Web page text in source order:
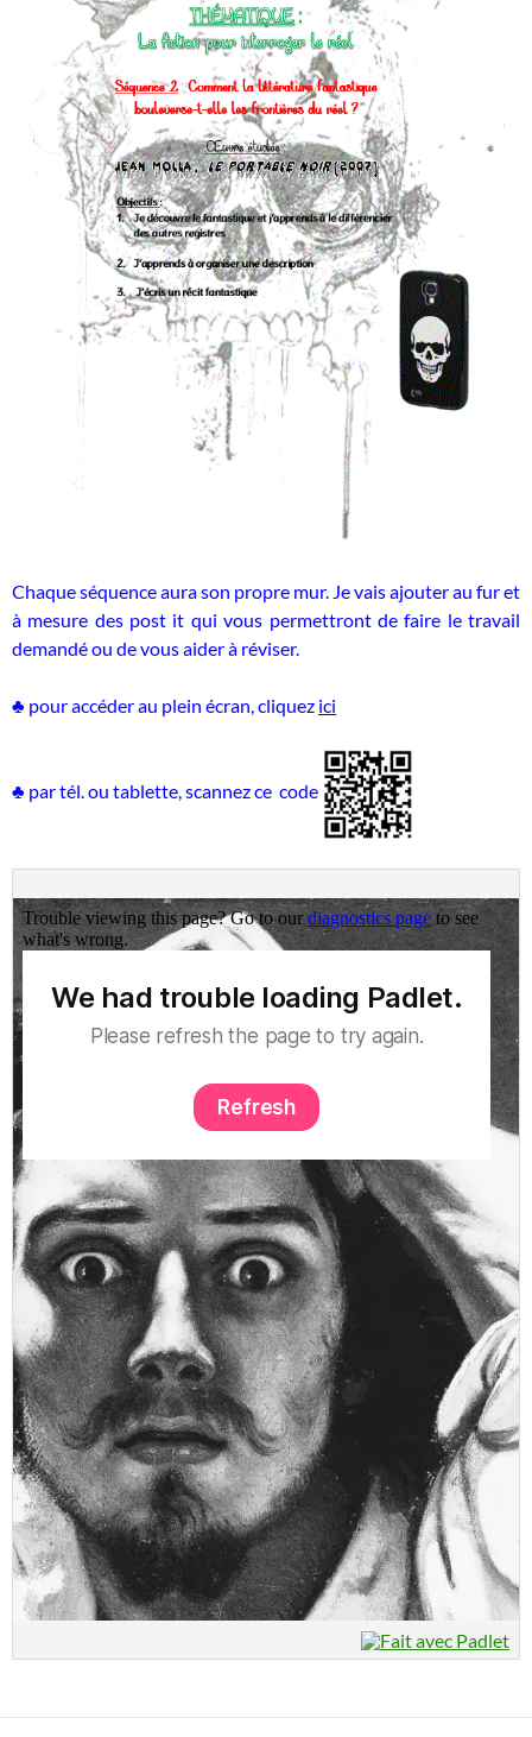
Chaque séquence aura son propre mur. Je vais ajouter au fur et
à mesure des post it qui vous permettront de faire le travail
demandé ou de vous aider à réviser.
♣ pour accéder au plein écran, cliquez ici
♣ par tél. ou tablette, scannez ce code